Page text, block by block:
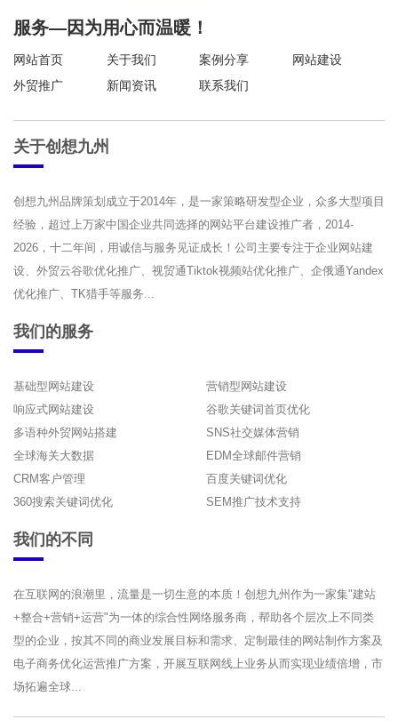
服务—因为用心而温暖！
网站首页 关于我们 案例分享
网站建设
外贸推广
新闻资讯 联系我们
关于创想九州
创想九州品牌策划成立于2014年，是一家策略研发型企业，众多大型项目
经验，超过上万家中国企业共同选择的网站平台建设推广者，2014-
2026，十二年间，用诚信与服务见证成长！公司主要专注于企业网站建
设、外贸云谷歌优化推广、视贸通Tiktok视频站优化推广、企俄通Yandex
优化推广、TK猎手等服务...
我们的服务
基础型网站建设
营销型网站建设
响应式网站建设
谷歌关键词首页优化
多语种外贸网站搭建
SNS社交媒体营销
全球海关大数据
EDM全球邮件营销
CRM客户管理
百度关键词优化
360搜索关键词优化
SEM推广技术支持
我们的不同
在互联网的浪潮里，流量是一切生意的本质！创想九州作为一家集"建站
+整合+营销+运营"为一体的综合性网络服务商，帮助各个层次上不同类
型的企业，按其不同的商业发展目标和需求、定制最佳的网站制作方案及
电子商务优化运营推广方案，开展互联网线上业务从而实现业绩倍增，市
场拓遍全球...